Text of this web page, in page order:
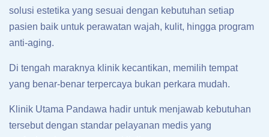
solusi estetika yang sesuai dengan kebutuhan setiap
pasien baik untuk perawatan wajah, kulit, hingga program
anti-aging.
Di tengah maraknya klinik kecantikan, memilih tempat
yang benar-benar terpercaya bukan perkara mudah.
Klinik Utama Pandawa hadir untuk menjawab kebutuhan
tersebut dengan standar pelayanan medis yang